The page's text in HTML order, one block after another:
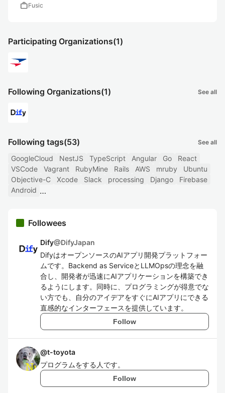
workFusic
Participating Organizations(1)
Following Organizations(1) See all
Following tags(53) See all
GoogleCloud NestJS TypeScript Angular Go
React
VSCode
Vagrant RubyMine Rails AWS mruby
Ubuntu
Objective-C
Xcode Slack processing Django
Firebase
Android
Followees
Dify@DifyJapan
DifyはオープンソースのAIアプリ開発プラットフォー
ムです。Backend as ServiceとLLMOpsの理念を融
合し、開発者が迅速にAIアプリケーションを構築でき
るようにします。同時に、プログラミングが得意でな
い方でも、自分のアイデアをすぐにAIアプリにできる
直感的なインターフェースを提供しています。
Follow
@t-toyota
プログラムをする人です。
Follow